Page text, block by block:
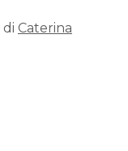
di Caterina